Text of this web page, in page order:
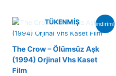
indirim!
TÜKENMIŞ
The Crow – Ölümsüz Aşk
(1994) Orjinal Vhs Kaset
Film